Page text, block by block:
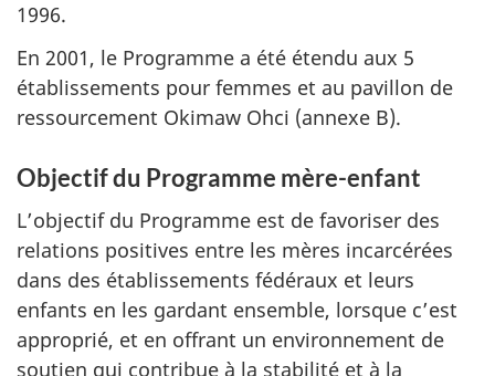
1996.
En 2001, le Programme a été étendu aux 5
établissements pour femmes et au pavillon de
ressourcement Okimaw Ohci (annexe B).
Objectif du Programme mère-enfant
L’objectif du Programme est de favoriser des
relations positives entre les mères incarcérées
dans des établissements fédéraux et leurs
enfants en les gardant ensemble, lorsque c’est
approprié, et en offrant un environnement de
soutien qui contribue à la stabilité et à la